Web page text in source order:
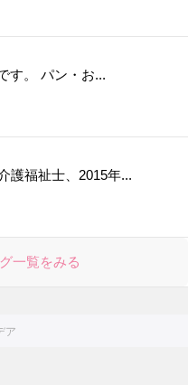
す。 パン・お...
護福祉士、2015年...
一覧をみる
ア